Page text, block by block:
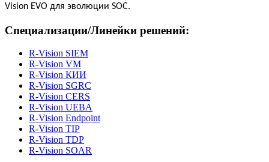
Vision EVO для эволюции SOC.
Специализации/Линейки решений:
R-Vision SIEM
R-Vision VM
R‑Vision КИИ
R‑Vision SGRC
R‑Vision CERS
R-Vision UEBA
R-Vision Endpoint
R-Vision TIP
R-Vision TDP
R-Vision SOAR